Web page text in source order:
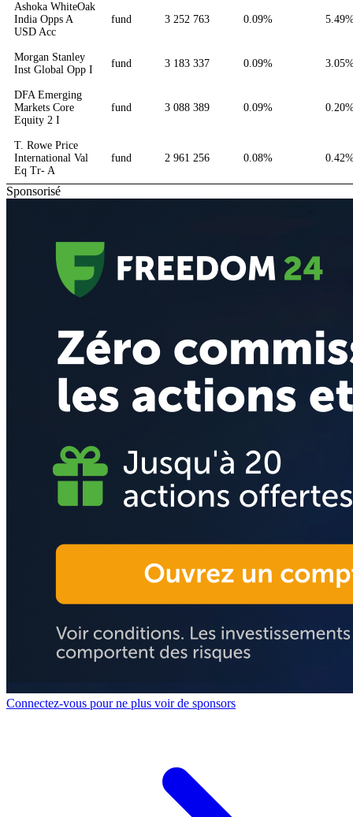
Ashoka WhiteOak
India Opps A
USD Acc
fund 3 252 763 0.09%
Morgan Stanley
Inst Global Opp I
fund 3 183 337 0.09%
DFA Emerging
Markets Core
Equity 2 I
fund 3 088 389 0.09%
T. Rowe Price
International Val
Eq Tr- A
fund 2 961 256 0.08%
Sponsorisé
Connectez-vous pour ne plus voir de sponsors